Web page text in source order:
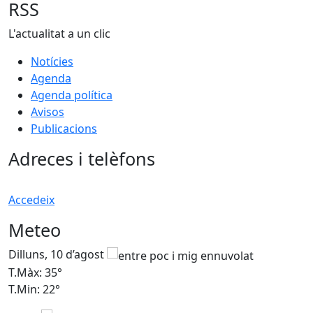
RSS
L'actualitat a un clic
Notícies
Agenda
Agenda política
Avisos
Publicacions
Adreces i telèfons
Accedeix
Meteo
Dilluns, 10 d’agost
T.Màx: 35°
T.Min: 22°